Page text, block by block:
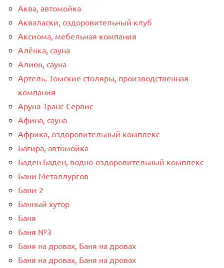
Аква, автомойка
Акваласки, оздоровительный клуб
Аксиома, мебельная компания
Алёнка, сауна
Алион, сауна
Артель. Томские столяры, производственная
компания
Аруна-Транс-Сервис
Афина, сауна
Африка, оздоровительный комплекс
Багира, автомойка
Баден Баден, водно-оздоровительный комплекс
Бани Металлургов
Бани-2
Банный хутор
Баня
Баня №3
Баня на дровах, Баня на дровах
Баня на дровах, Баня на дровах